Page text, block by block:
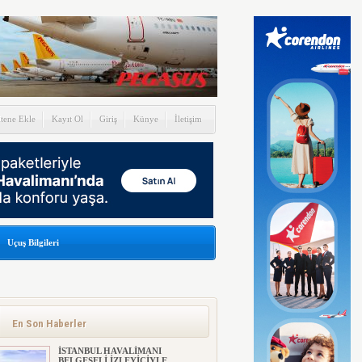
Ekle Kayıt Ol Giriş Künye İletişim
Uçuş Bilgileri
En Son Haberler
İSTANBUL HAVALİMANI